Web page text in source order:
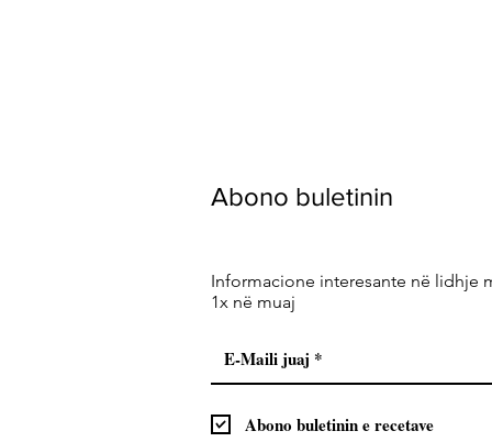
Abono buletinin
Informacione interesante në lidhje
1x në muaj
Abono buletinin e recetave